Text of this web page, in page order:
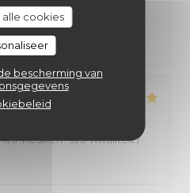
cookies
bescherming van
4/5 Keuken:5/5 Kwaliteit /